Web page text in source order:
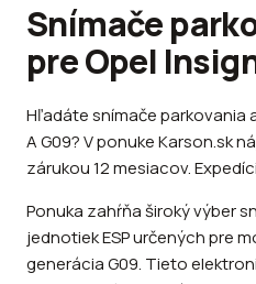
Snímače
pre Opel
Hľadáte snímače parkovania
A G09? V ponuke Karson.sk
zárukou 12 mesiacov.
Ponuka zahŕňa široký výber
jednotiek ESP určených pre
generácia G09. Tieto